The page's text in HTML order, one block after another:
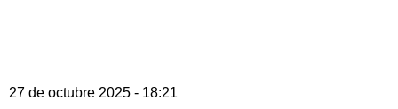
27 de octubre 2025 - 18:21